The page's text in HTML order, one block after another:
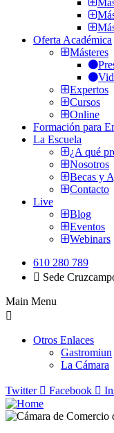
Oferta Académica
Másteres
Expertos
Cursos
Online
Formación para
La Escuela
¿A qué
Nosotros
Becas y
Contacto
Live
Blog
Eventos
Webinars
610 280 789
Sede
Main Menu
Otros Enlaces
Gastromiun
La Cámara
Twitter Facebook